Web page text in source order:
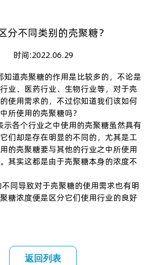
分不同类别的壳聚糖？
时间:2022.06.29
道壳聚糖的作用是比较多的，不论是
业、医药行业、生物行业等，对于壳
使用需求的，不过你知道我们该如何
所使用的壳聚糖吗？
示各个行业之中使用的壳聚糖虽然具有
们却是存在明显的不同的，尤其是工
的壳聚糖要与其他的行业之中所使用
其实这都是由于壳聚糖本身的浓度不
同导致对于壳聚糖的使用需求也有明
糖浓度便是区分它们使用行业的良好
返回列表